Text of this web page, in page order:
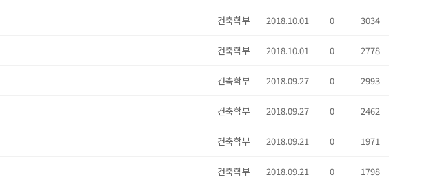
건축학부 2018.10.01 0 3034
건축학부 2018.10.01 0 2778
건축학부 2018.09.27 0 2993
건축학부 2018.09.27 0 2462
건축학부 2018.09.21 0 1971
건축학부 2018.09.21 0 1798